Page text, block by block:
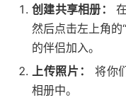
创建共享相册：
然后点击左上角的
的伴侣加入。
上传照片：
将你
相册中。